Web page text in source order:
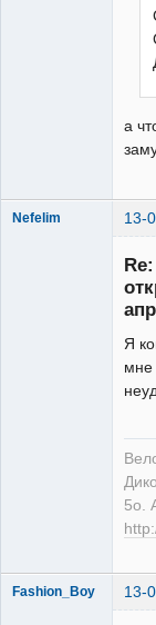
а
Nefelim 13-
Я
мне
5о.
Fashion_Boy 13-